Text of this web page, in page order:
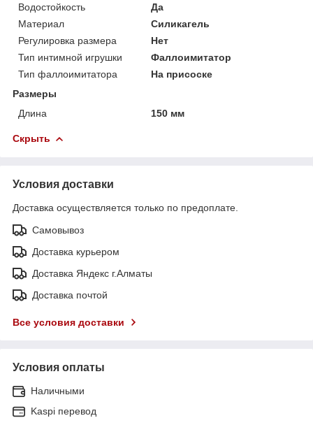
Водостойкость
Да
Материал
Силикагель
Регулировка размера
Нет
Тип интимной игрушки
Фаллоимитатор
Тип фаллоимитатора
На присоске
Размеры
Длина
150 мм
Скрыть
Условия доставки
Доставка осуществляется только по предоплате.
Самовывоз
Доставка курьером
Доставка Яндекс г.Алматы
Доставка почтой
Все условия доставки
Условия оплаты
Наличными
Kaspi перевод